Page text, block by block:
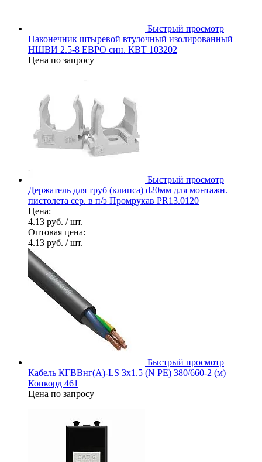
Быстрый просмотр
Наконечник штыревой втулочный изолированный
НШВИ 2.5-8 ЕВРО син. КВТ 103202
Цена по запросу
Быстрый просмотр
Держатель для труб (клипса) d20мм для монтажн.
пистолета сер. в п/э Промрукав PR13.0120
Цена:
4.13 руб. / шт.
Оптовая цена:
4.13 руб. / шт.
Быстрый просмотр
Кабель КГВВнг(А)-LS 3х1.5 (N PE) 380/660-2 (м)
Конкорд 461
Цена по запросу